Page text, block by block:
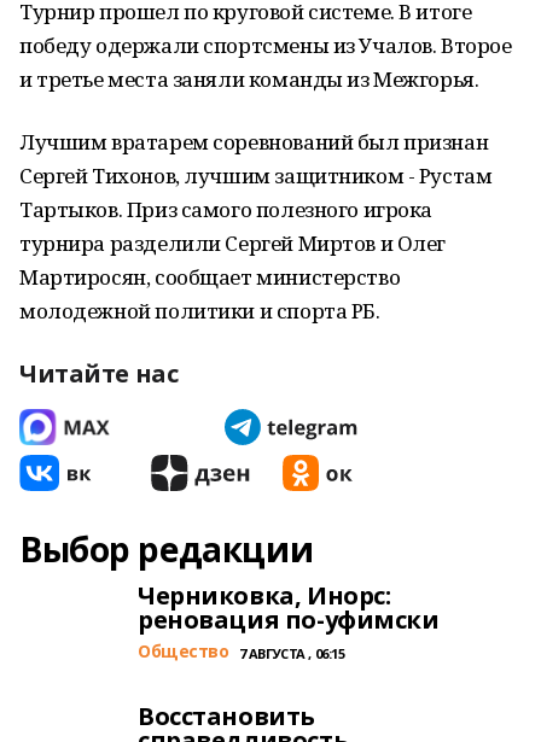
Турнир прошел по круговой системе. В итоге
победу одержали спортсмены из Учалов. Второе
и третье места заняли команды из Межгорья.
Лучшим вратарем соревнований был признан
Сергей Тихонов, лучшим защитником - Рустам
Тартыков. Приз самого полезного игрока
турнира разделили Сергей Миртов и Олег
Мартиросян, сообщает министерство
молодежной политики и спорта РБ.
Читайте нас
Выбор редакции
Черниковка, Инорс:
реновация по-уфимски
Общество 7 АВГУСТА , 06:15
Восстановить